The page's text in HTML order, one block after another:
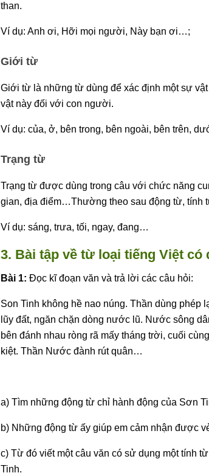
than.
Ví dụ: Anh ơi, Hỡi mọi người, Này bạn ơi…;
Giới từ
Giới từ là những từ dùng để xác định một sự
vật này đối với con người.
Ví dụ: của, ở, bên trong, bên ngoài, bên trên,
Trạng từ
Trạng từ được dùng trong câu với chức năng
gian, địa điểm…Thường theo sau động từ, tính
Ví dụ: sáng, trưa, tối, ngay, đang…
3. Bài tập về từ loại tiếng Việt có
Bài 1: Đọc kĩ đoạn văn và trả lời các câu hỏi:
Son Tinh không hề nao núng. Thần dùng
lũy đất, ngăn chặn dòng nước lũ. Nước sông
bên đánh nhau ròng rã mấy tháng trời, cuối
kiệt. Thần Nước đành rút quân…
a) Tìm những động từ chỉ hành động của Sơn
b) Những động từ ấy giúp em cảm nhận được
c) Từ đó viết một câu văn có sử dụng một tính
Tinh.